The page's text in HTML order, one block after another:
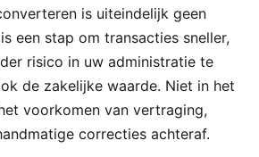
is uiteindelijk geen
een stap om transacties sneller,
risico in uw administratie te
de zakelijke waarde. Niet in het
voorkomen van vertraging,
correcties achteraf.